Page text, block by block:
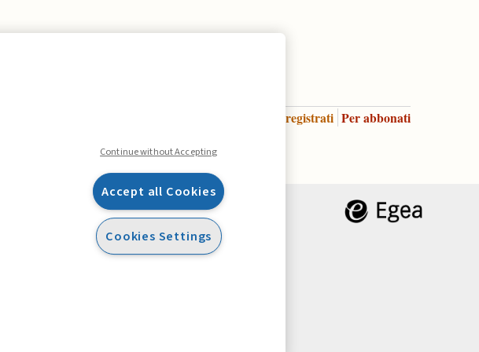
Per registrati Per abbonati
Continue without Accepting
Accept all Cookies
Cookies Settings